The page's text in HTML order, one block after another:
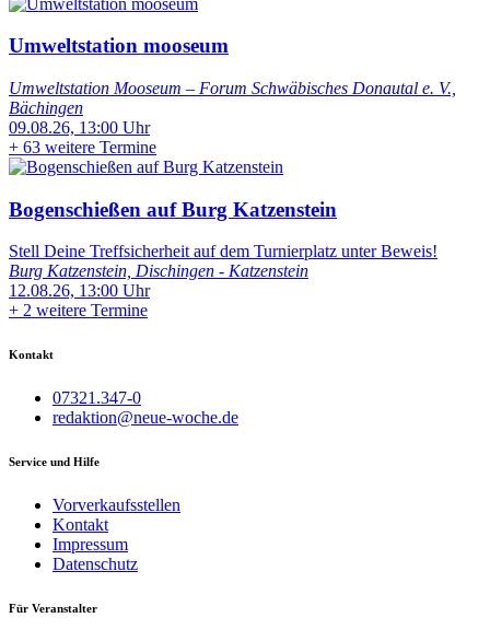
Umweltstation mooseum
Umweltstation Mooseum – Forum Schwäbisches Donautal e. V.,
Bächingen
09.08.26, 13:00 Uhr
+ 63 weitere Termine
Bogenschießen auf Burg Katzenstein
Stell Deine Treffsicherheit auf dem Turnierplatz unter Beweis!
Burg Katzenstein, Dischingen - Katzenstein
12.08.26, 13:00 Uhr
+ 2 weitere Termine
Kontakt
07321.347-0
redaktion@neue-woche.de
Service und Hilfe
Vorverkaufsstellen
Kontakt
Impressum
Datenschutz
Für Veranstalter